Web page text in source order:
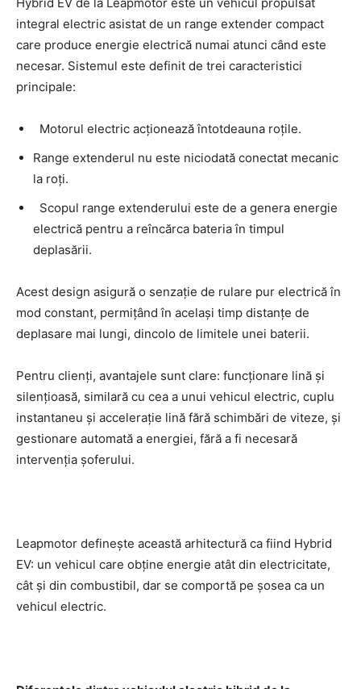
integral electric asistat de un range extender compact
care produce energie electrică numai atunci când este
necesar. Sistemul este definit de trei caracteristici
principale:
Motorul electric acționează întotdeauna roțile.
Range extenderul nu este niciodată conectat mecanic
la roți.
Scopul range extenderului este de a genera energie
electrică pentru a reîncărca bateria în timpul
deplasării.
Acest design asigură o senzație de rulare pur electrică în
mod constant, permițând în același timp distanțe de
deplasare mai lungi, dincolo de limitele unei baterii.
Pentru clienți, avantajele sunt clare: funcționare lină și
silențioasă, similară cu cea a unui vehicul electric, cuplu
instantaneu și accelerație lină fără schimbări de viteze, și
gestionare automată a energiei, fără a fi necesară
intervenția șoferului.
Leapmotor definește această arhitectură ca fiind Hybrid
EV: un vehicul care obține energie atât din electricitate,
cât și din combustibil, dar se comportă pe șosea ca un
vehicul electric.